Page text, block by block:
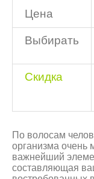
Цена
Выбирать
Скидка
По волосам
организма очень
важнейший
составляющая